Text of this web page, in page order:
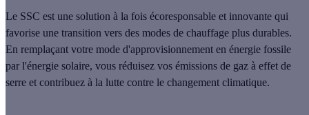
Le SSC est une solution à la fois écoresponsable et innovante qui
favorise une transition vers des modes de chauffage plus durables.
En remplaçant votre mode d'approvisionnement en énergie fossile
par l'énergie solaire, vous réduisez vos émissions de gaz à effet de
serre et contribuez à la lutte contre le changement climatique.